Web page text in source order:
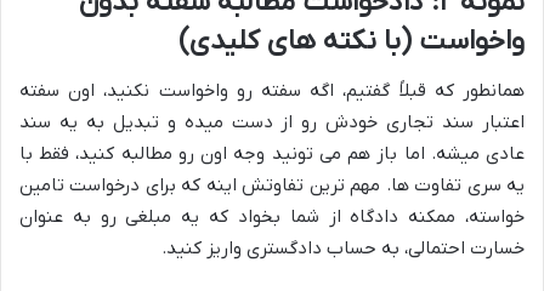
واخواست (با نکته های کلیدی)
همانطور که قبلاً گفتیم، اگه سفته رو واخواست نکنید، اون سفته
اعتبار سند تجاری خودش رو از دست میده و تبدیل به یه سند
عادی میشه. اما باز هم می تونید وجه اون رو مطالبه کنید، فقط با
یه سری تفاوت ها. مهم ترین تفاوتش اینه که برای درخواست تامین
خواسته، ممکنه دادگاه از شما بخواد که یه مبلغی رو به عنوان
خسارت احتمالی، به حساب دادگستری واریز کنید.